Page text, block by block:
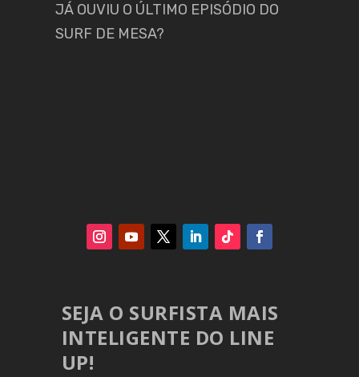
JÁ OUVIU O ÚLTIMO EPISÓDIO DO
SURF DE MESA?
SEJA O SURFISTA MAIS
INTELIGENTE DO LINE
UP!